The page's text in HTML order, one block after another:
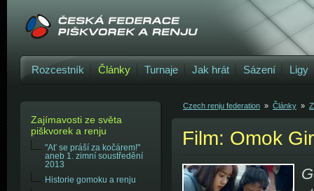
Film: Omok
Zajímavosti ze světa
piškvorek a renju
"Ať se práší za kočárem!"
aneb 1. zimní soustředění
2013
Historie gomoku a renju
Czech renju federation » Články »
Rozcestník Články Turnaje Jak hrát Sázení Ligy